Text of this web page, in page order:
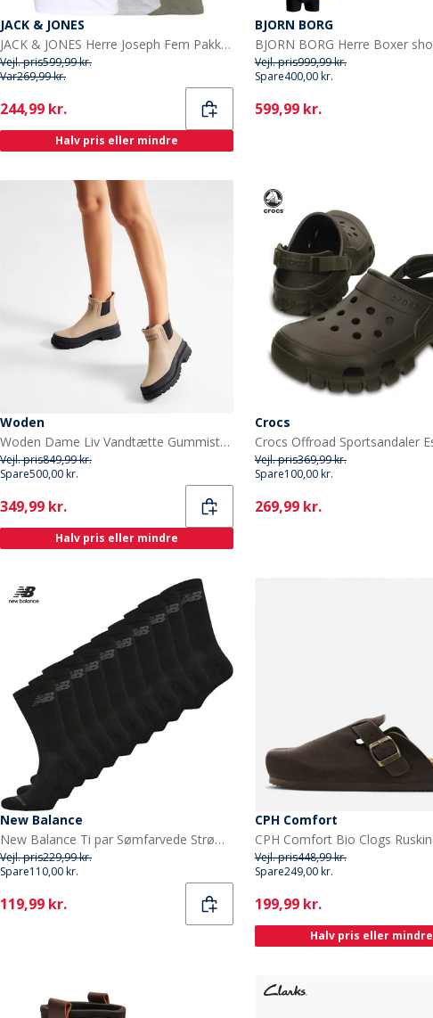
JACK & JONES
JACK & JONES Herre Joseph Fem Pakke T-shirts Marineblå / Hvid / Grå / Støvet Oliven / Sort
Vejl. pris599,99 kr.
Var269,99 kr.
Current
244,99 kr.
Halv pris eller mindre
BJORN BORG
Vejl. pris999,99 kr.
Spare400,00 kr.
Current
599,99 kr.
Woden
Woden Dame Liv Vandtætte Gummistøvler 852 Coffee Cream
Vejl. pris849,99 kr.
Spare500,00 kr.
Current
349,99 kr.
Halv pris eller mindre
Crocs
Vejl. pris369,99 kr.
Spare100,00 kr.
Current
269,99 kr.
New Balance
New Balance Ti par Sømfarvede Strømpebukser Sort
Vejl. pris229,99 kr.
Spare110,00 kr.
Current
119,99 kr.
CPH Comfort
Vejl. pris448,99 kr.
Spare249,00 kr.
Current
199,99 kr.
Halv pris eller mindre